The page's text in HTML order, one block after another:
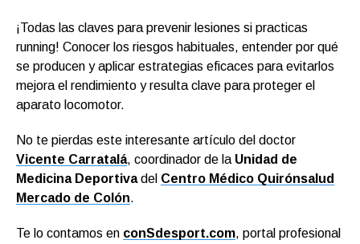
¡Todas las claves para prevenir lesiones si practicas
running! Conocer los riesgos habituales, entender por qué
se producen y aplicar estrategias eficaces para evitarlos
mejora el rendimiento y resulta clave para proteger el
aparato locomotor.
No te pierdas este interesante artículo del doctor
Vicente Carratalá, coordinador de la Unidad de
Medicina Deportivadel Centro Médico Quirónsalud
Mercado de Colón.
Te lo contamos en conSdesport.com, portal profesional